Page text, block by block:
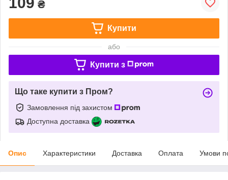
₴
Купити
або
Купити з
Що таке купити з Пром?
Замовлення під захистом
Доступна доставка
Опис Характеристики Доставка Оплата Умови